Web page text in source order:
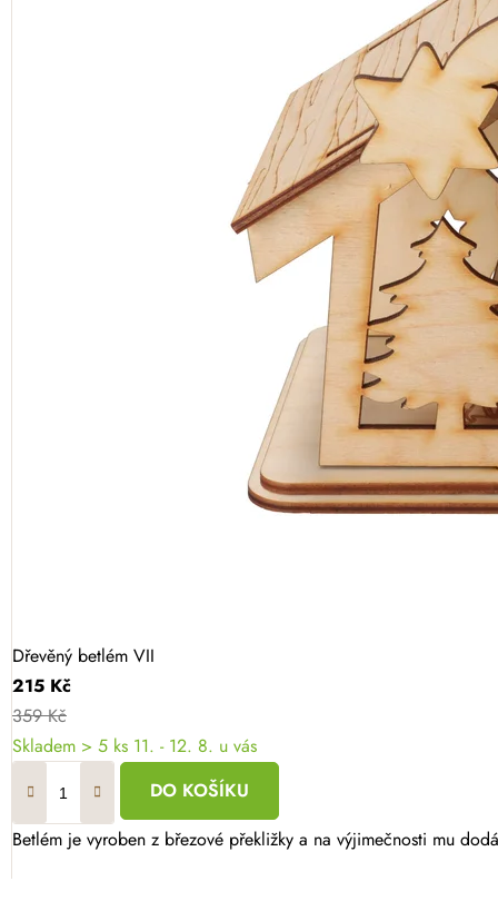
Dřevěný betlém VII
215 Kč
359 Kč
Skladem > 5 ks 11. - 12. 8. u vás
DO KOŠÍKU
Betlém je vyroben z březové překližky a na výjimečnosti mu